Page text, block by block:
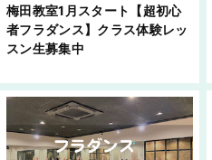
梅田教室1月スタート【超初心
者フラダンス】クラス体験レッ
スン生募集中